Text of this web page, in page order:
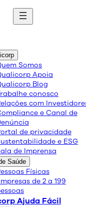
Somos
Apoia
Blog
conosco
com
e Canal de
de privacidade
e ESG
de Imprensa
Saúde
Físicas
de 2 a 199
Ajuda Fácil
soluções